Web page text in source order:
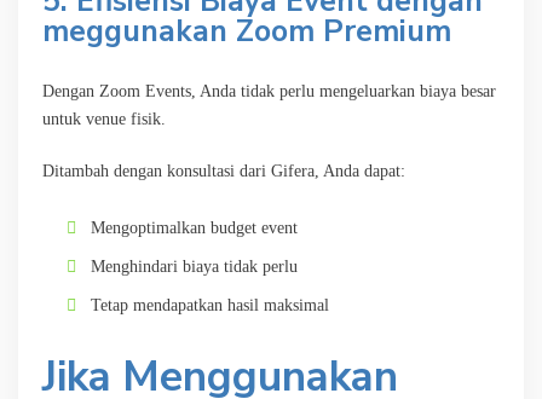
meggunakan Zoom Premium
Dengan Zoom Events, Anda tidak perlu mengeluarkan biaya besar
untuk venue fisik.
Ditambah dengan konsultasi dari Gifera, Anda dapat:
Mengoptimalkan budget event
Menghindari biaya tidak perlu
Tetap mendapatkan hasil maksimal
Jika Menggunakan